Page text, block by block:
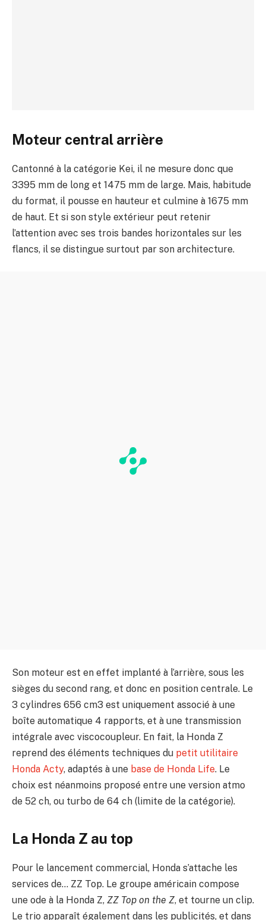
Moteur central arrière
Cantonné à la catégorie Kei, il ne mesure donc que
3395 mm de long et 1475 mm de large. Mais, habitude
du format, il pousse en hauteur et culmine à 1675 mm
de haut. Et si son style extérieur peut retenir
l’attention avec ses trois bandes horizontales sur les
flancs, il se distingue surtout par son architecture.
Son moteur est en effet implanté à l’arrière, sous les
sièges du second rang, et donc en position centrale. Le
3 cylindres 656 cm3 est uniquement associé à une
boîte automatique 4 rapports, et à une transmission
intégrale avec viscocoupleur. En fait, la Honda Z
reprend des éléments techniques du petit utilitaire
Honda Acty, adaptés à une base de Honda Life. Le
choix est néanmoins proposé entre une version atmo
de 52 ch, ou turbo de 64 ch (limite de la catégorie).
La Honda Z au top
Pour le lancement commercial, Honda s’attache les
services de… ZZ Top. Le groupe américain compose
une ode à la Honda Z, ZZ Top on the Z, et tourne un clip.
Le trio apparaît également dans les publicités, et dans